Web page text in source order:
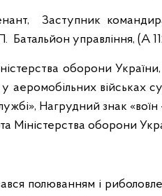
Заступник командира
управління, (А
оборони
аеромобільних військах
Нагрудний знак
Міністерства оборони
полюванням і